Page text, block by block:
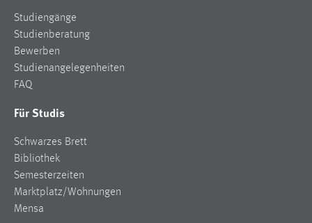
Studiengänge
Studienberatung
Bewerben
Studienangelegenheiten
FAQ
Für Studis
Schwarzes Brett
Bibliothek
Semesterzeiten
Marktplatz/Wohnungen
Mensa
Zweck:
Conversion-Tracking
Cookie Laufzeit:
Name:
Anbieter: